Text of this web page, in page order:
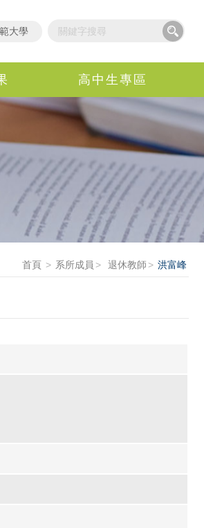
高中生專區
大學
首頁 系所成員 退休教師 洪富峰